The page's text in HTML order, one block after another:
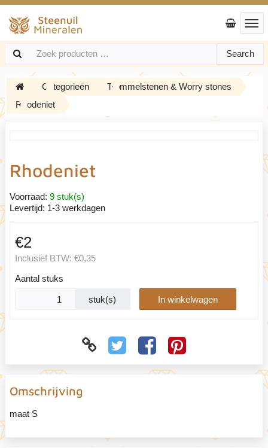
Search
Categorieën
Trommelstenen & Worry stones
Rhodeniet
Rhodeniet
Voorraad: 9 stuk(s)
Levertijd: 1-3 werkdagen
€2
Inclusief BTW: €0,35
Aantal stuks
stuk(s) In winkelwagen
Omschrijving
maat S